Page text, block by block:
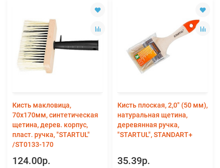
Кисть макловица,
70х170мм, синтетическая
щетина, дерев. корпус,
пласт. ручка, "STARTUL"
/ST0133-170
124.00р.
Кисть плоская, 2,0" (50 мм),
натуральная щетина,
деревянная ручка,
"STARTUL", STANDART+
35.39р.